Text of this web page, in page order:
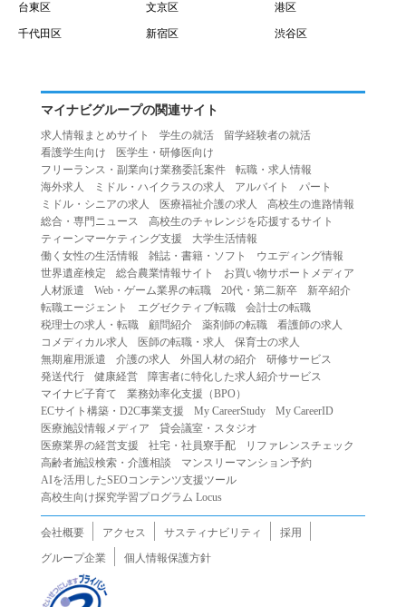
味します。
１３.「中途解約」とは、賃貸借契約期間の途中で、利用者
１.利用者は、本サービスを利用する上で次の各号に定める
とします。
（１）重複、虚偽の情報、または自己以外の情報を登録す
る行為
（２）第三者になりすまして本サービスを利用する行為
（３）当社または第三者の著作権等の知的財産権、プライ
バシー、その他の権利を侵害する行為
（４）当社または第三者を誹謗中傷する行為
（５）当社または第三者に不利益を与える行為
（６）営利を目的とした行為
（７）政治・選挙・宗教活動またはそれらに類する行為
（８）本サービスの運営を妨害する行為
（９）法令違反、犯罪行為、または公序良俗に反する行為
（１０）暴力的な要求行為、または法的な責任を超えた不
当な要求行為
（１１）その他当社が不適切であると判断する行為
２.当社は、前項の定めに該当する行為を行った利用者に対
の提供を停止または中断することができるものとします。
第５条（免責）
１.当社は、本サービスの利用（これらに伴う当社または第
三者の情報提供行為等を含みます）により、利用者に生じ
台東区 文京区 港区
千代田区 新宿区 渋谷区
マイナビグループの関連サイト
求人情報まとめサイト 学生の就活
留学経験者の就活
看護学生向け
医学生・研修医向け
フリーランス・副業向け業務委託案件
転職・求人情報
海外求人
ミドル・ハイクラスの求人 アルバイト
パート
ミドル・シニアの求人
医療福祉介護の求人
高校生の進路情報
総合・専門ニュース
高校生のチャレンジを応援するサイト
ティーンマーケティング支援
大学生活情報
働く女性の生活情報
雑誌・書籍・ソフト
ウエディング情報
世界遺産検定
総合農業情報サイト
お買い物サポートメディア
人材派遣
Web・ゲーム業界の転職 20代・第二新卒
新卒紹介
転職エージェント
エグゼクティブ転職
会計士の転職
税理士の求人・転職
顧問紹介 薬剤師の転職
看護師の求人
コメディカル求人
医師の転職・求人
保育士の求人
無期雇用派遣
介護の求人 外国人材の紹介
研修サービス
発送代行
健康経営
障害者に特化した求人紹介サービス
マイナビ子育て
業務効率化支援（BPO）
ECサイト構築・D2C事業支援
My CareerStudy
My CareerID
医療施設情報メディア
貸会議室・スタジオ
医療業界の経営支援
社宅・社員寮手配
リファレンスチェック
高齢者施設検索・介護相談
マンスリーマンション予約
AIを活用したSEOコンテンツ支援ツール
高校生向け探究学習プログラム Locus
会社概要 アクセス サスティナビリティ
採用
グループ企業
個人情報保護方針